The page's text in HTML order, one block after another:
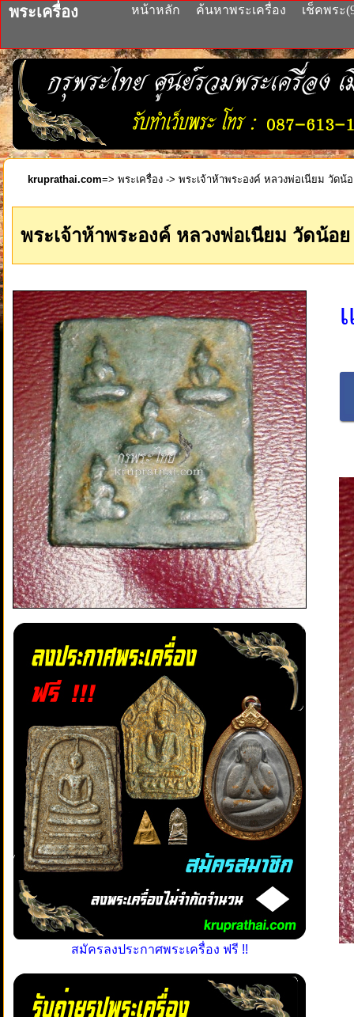
พระเครื่อง หน้าหลัก ค้นหาพระเครื่อง เช็คพระ
kruprathai.com=> พระเครื่อง -> พระเจ้าห้าพระองค์ หลวงพ่อเนียม วัดน้
พระเจ้าห้าพระองค์ หลวงพ่อเนียม วัดน้อ
สมัครลงประกาศพระเครื่อง ฟรี !!